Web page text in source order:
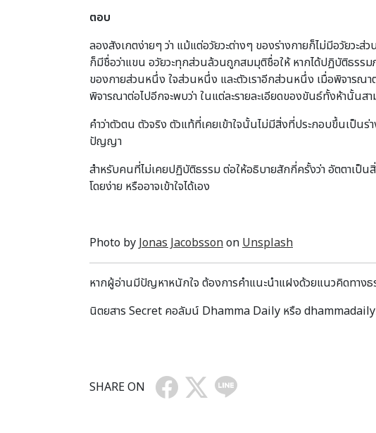
ตอบ
ลองสังเกตง่ายๆ ว่า แม้แต่อวัยวะต่างๆ ของร่างกายก็ไม่มีอวัยวะส่
ก็มีชื่อว่าแขน อวัยวะทุกส่วนล้วนถูกสมมุติชื่อให้ หากได้ปฏิบัติธรรม
ของกายส่วนหนึ่ง ใจส่วนหนึ่ง และตัวเราอีกส่วนหนึ่ง เมื่อพิจาร
พิจารณาต่อไปอีกจะพบว่า ในแต่ละรายละเอียดของขันธ์ทั้งห้านั้นส
คำว่าตัวตน ตัวจริง ตัวแท้ที่เคยเข้าใจนั้นไม่มีสิ่งที่ประกอบขึ้นเป็น
ปัญญา
สำหรับคนที่ไม่เคยปฏิบัติธรรม ต่อให้อธิบายสักกี่ครั้งว่า อัตตาเป็นสิ่
โดยง่าย หรืออาจเข้าใจได้เอง
Photo by Jonas JacobssononUnsplash
หากผู้อ่านมีปัญหาหนักใจ ต้องการคำแนะนำแฝงด้วยแนวคิดทางธ
นิตยสาร Secret คอลัมน์ Dhamma Daily หรือ
SHARE ON